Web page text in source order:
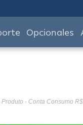
Opcionales
Produto - Conta Consumo